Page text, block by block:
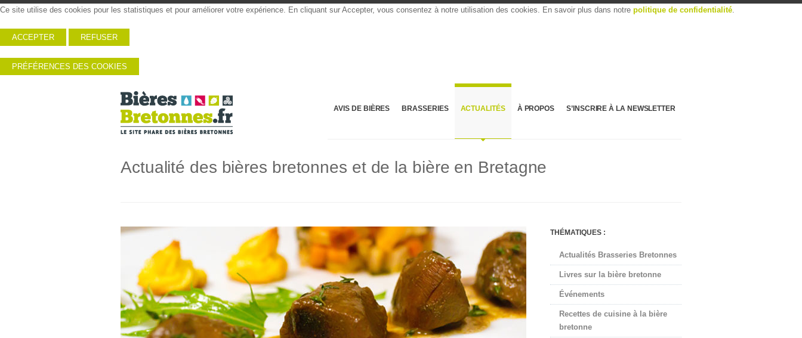
Ce site utilise des cookies pour les statistiques et pour améliorer votre expérience. En cliquant sur Accepter, vous consentez à notre utilisation des cookies. En savoir plus dans notre politique de confidentialité.
ACCEPTER REFUSER
PRÉFÉRENCES DES COOKIES
AVIS DE BIÈRES BRASSERIES ACTUALITÉS À PROPOS S’INSCRIRE À LA NEWSLETTER
Actualité des bières bretonnes et de la bière en Bretagne
THÉMATIQUES :
Actualités Brasseries Bretonnes
Livres sur la bière bretonne
Événements
Recettes de cuisine à la bière
bretonne